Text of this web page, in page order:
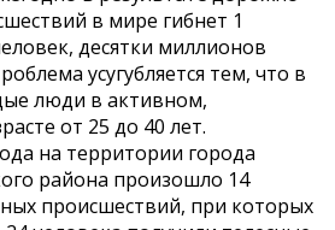
в мире гибнет 1
десятки миллионов
усугубляется тем, что в
люди в активном,
от 25 до 40 лет.
на территории города
района произошло 14
происшествий, при которых